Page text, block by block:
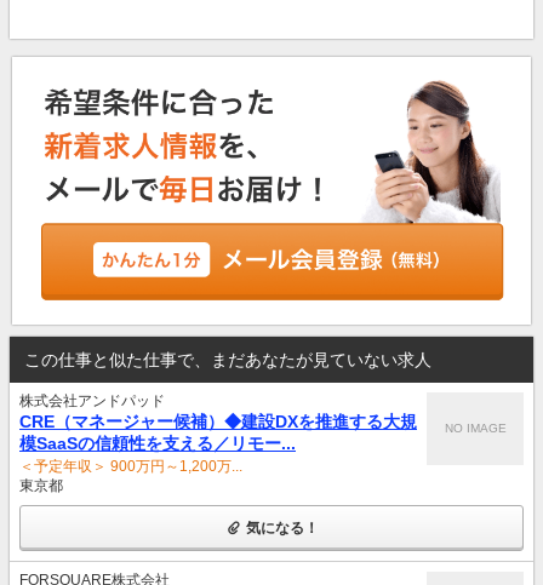
この仕事と似た仕事で、まだあなたが見ていない求人
株式会社アンドパッド
CRE（マネージャー候補）◆建設DXを推進する大規
模SaaSの信頼性を支える／リモー...
＜予定年収＞ 900万円～1,200万...
東京都
NO IMAGE
気になる！
FORSQUARE株式会社